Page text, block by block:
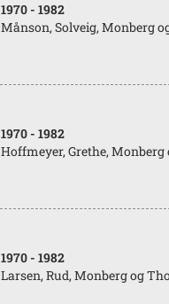
1970 - 1982
Månson, Solveig, Monberg
1970 - 1982
Hoffmeyer, Grethe,
1970 - 1982
Larsen, Rud, Monberg og